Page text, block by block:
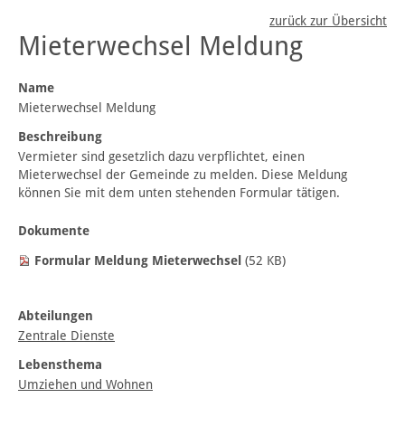
zurück zur Übersicht
Mieterwechsel Meldung
Name
Mieterwechsel Meldung
Beschreibung
Vermieter sind gesetzlich dazu verpflichtet, einen
Mieterwechsel der Gemeinde zu melden. Diese Meldung
können Sie mit dem unten stehenden Formular tätigen.
Dokumente
Formular Meldung Mieterwechsel (52 KB)
Abteilungen
Zentrale Dienste
Lebensthema
Umziehen und Wohnen